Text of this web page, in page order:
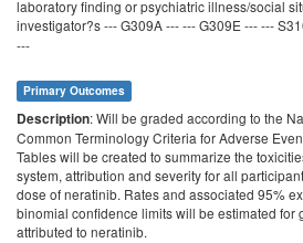
laboratory finding or psychiatric illness/social
investigator?s --- G309A --- --- G309E --- ---
---
Primary Outcomes
Description: Will be graded according to the
Common Terminology Criteria for Adverse
Tables will be created to summarize the
system, attribution and severity for all
dose of neratinib. Rates and associated 95%
binomial confidence limits will be estimated for
attributed to neratinib.